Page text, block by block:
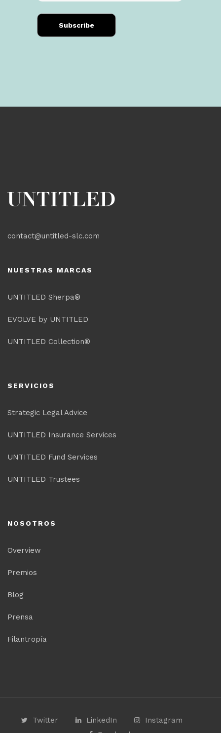
contact@untitled-slc.com
NUESTRAS MARCAS
UNTITLED Sherpa®
EVOLVE by UNTITLED
UNTITLED Collection®
SERVICIOS
Strategic Legal Advice
UNTITLED Insurance Services
UNTITLED Fund Services
UNTITLED Trustees
NOSOTROS
Overview
Premios
Blog
Prensa
Filantropía
Twitter LinkedIn
Instagram